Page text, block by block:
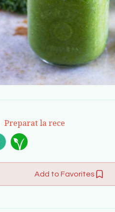
Preparat la rece
Add to Favorites